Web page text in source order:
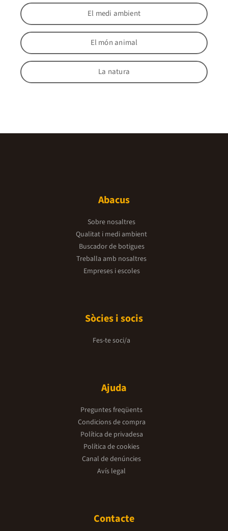
El medi ambient
El món animal
La natura
Abacus
Sobre nosaltres
Qualitat i medi ambient
Buscador de botigues
Treballa amb nosaltres
Empreses i escoles
Sòcies i socis
Fes-te soci/a
Ajuda
Preguntes freqüents
Condicions de compra
Política de privadesa
Política de cookies
Canal de denúncies
Avís legal
Contacte